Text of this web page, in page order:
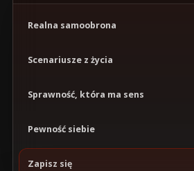
Realna samoobrona
Scenariusze z życia
Sprawność, która ma sens
Pewność siebie
Zapisz się